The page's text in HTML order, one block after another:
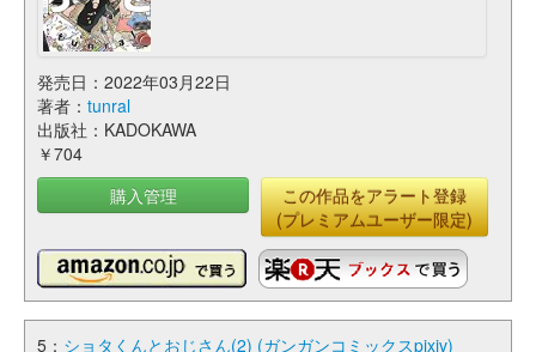
発売日：2022年03月22日
著者： tunral
出版社：KADOKAWA
￥704
購入管理
この作品をアラート登録
(プレミアムユーザー限定)
5： ショタくんとおじさん(2) (ガンガンコミックスpixiv)